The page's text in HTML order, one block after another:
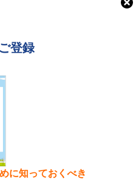
登録
に知っておくべき